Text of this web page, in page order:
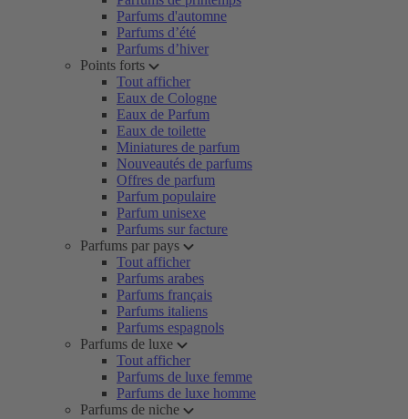
Parfums d'automne
Parfums d’été
Parfums d’hiver
Points forts
Tout afficher
Eaux de Cologne
Eaux de Parfum
Eaux de toilette
Miniatures de parfum
Nouveautés de parfums
Offres de parfum
Parfum populaire
Parfum unisexe
Parfums sur facture
Parfums par pays
Tout afficher
Parfums arabes
Parfums français
Parfums italiens
Parfums espagnols
Parfums de luxe
Tout afficher
Parfums de luxe femme
Parfums de luxe homme
Parfums de niche